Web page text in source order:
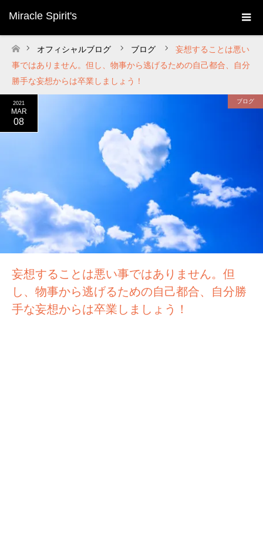
Miracle Spirit's
ホーム
オフィシャルブログ ブログ
妄想することは悪い
事ではありません。但し、物事から逃げるための自己都合、自分
勝手な妄想からは卒業しましょう！
2021
MAR
08
ブログ
妄想することは悪い事ではありません。但
し、物事から逃げるための自己都合、自分勝
手な妄想からは卒業しましょう！